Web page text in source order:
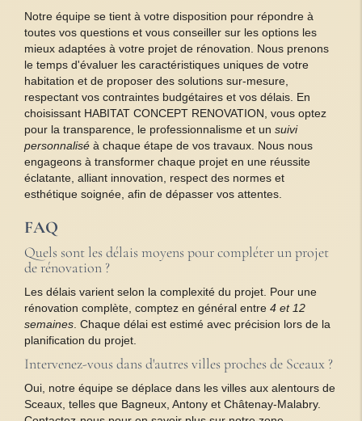
Notre équipe se tient à votre disposition pour répondre à
toutes vos questions et vous conseiller sur les options les
mieux adaptées à votre projet de rénovation. Nous prenons
le temps d'évaluer les caractéristiques uniques de votre
habitation et de proposer des solutions sur-mesure,
respectant vos contraintes budgétaires et vos délais. En
choisissant HABITAT CONCEPT RENOVATION, vous optez
pour la transparence, le professionnalisme et un suivi
personnalisé à chaque étape de vos travaux. Nous nous
engageons à transformer chaque projet en une réussite
éclatante, alliant innovation, respect des normes et
esthétique soignée, afin de dépasser vos attentes.
FAQ
Quels sont les délais moyens pour compléter un projet
de rénovation ?
Les délais varient selon la complexité du projet. Pour une
rénovation complète, comptez en général entre 4 et 12
semaines . Chaque délai est estimé avec précision lors de la
planification du projet.
Intervenez-vous dans d'autres villes proches de Sceaux ?
Oui, notre équipe se déplace dans les villes aux alentours de
Sceaux, telles que Bagneux, Antony et Châtenay-Malabry.